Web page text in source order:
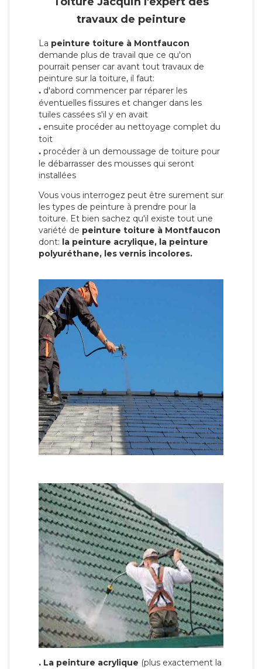
travaux de peinture
La peinture toiture à Montfaucon
demande plus de travail que ce qu'on
pourrait penser car avant tout travaux de
peinture sur la toiture, il faut:
. d'abord commencer par réparer les
éventuelles fissures et changer dans les
tuiles cassées s'il y en avait
. ensuite procéder au nettoyage complet du
toit
. procéder à un demoussage de toiture pour
le débarrasser des mousses qui seront
installées
Vous vous interrogez peut être surement sur
les types de peinture à prendre pour la
toiture. Et bien sachez qu'il existe tout une
variété de peinture toiture à Montfaucon
dont: la peinture acrylique, la peinture
polyuréthane, les vernis incolores.
. La peinture acrylique (plus exactement la